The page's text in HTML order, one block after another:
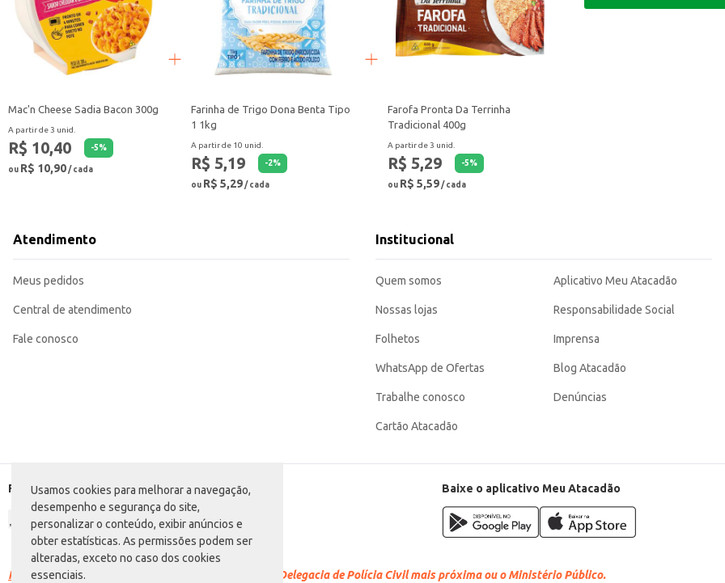
Usamos cookies para melhorar a navegação,
desempenho e segurança do site,
personalizar o conteúdo, exibir anúncios e
obter estatísticas. As permissões podem ser
alteradas, exceto no caso dos cookies
essenciais.
Mac'n Cheese Sadia Bacon 300g
A partir de 3 unid.
R$ 10,40 -5%
ou R$ 10,90/ cada
Farinha de Trigo Dona Benta Tipo
1 1kg
A partir de 10 unid.
R$ 5,19 -2%
ou R$ 5,29/ cada
Farofa Pronta Da Terrinha
Tradicional 400g
A partir de 3 unid.
R$ 5,29 -5%
ou R$ 5,59/ cada
Atendimento
Meus pedidos
Central de atendimento
Fale conosco
Institucional
Quem somos
Nossas lojas
Folhetos
WhatsApp de Ofertas
Trabalhe conosco
Cartão Atacadão
Aplicativo Meu Atacadão
Responsabilidade Social
Imprensa
Blog Atacadão
Denúncias
Formas de pagamento Baixe o aplicativo Meu Atacadão
Racismo é crime. Denuncie. Disque 100 ou procure a Delegacia de Polícia Civil mais próxima ou o Ministério Público.